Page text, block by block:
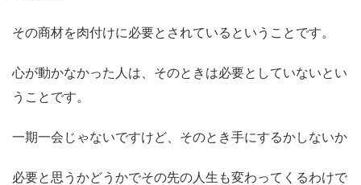
その商材を肉付けに必要とされているということです。
心が動かなかった人は、そのときは必要としていないとい
うことです。
一期一会じゃないですけど、そのとき手にするかしないか
必要と思うかどうかでその先の人生も変わってくるわけで